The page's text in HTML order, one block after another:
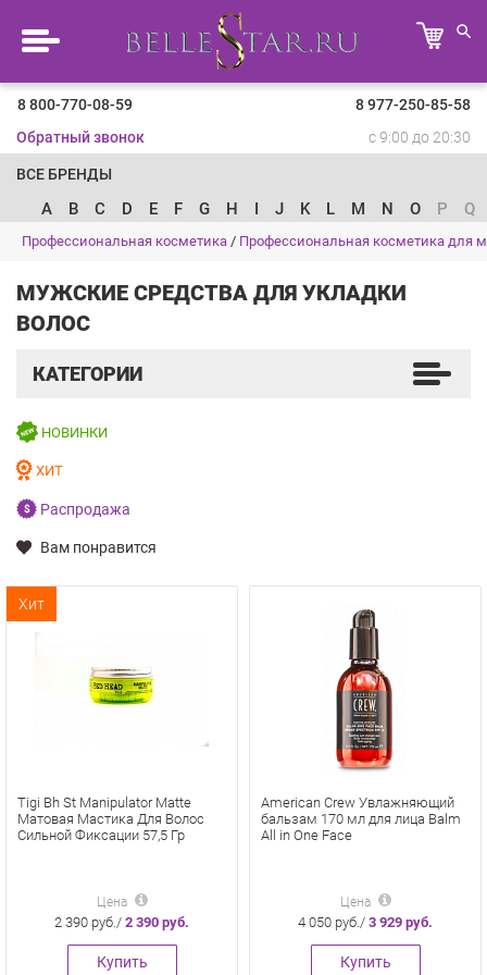
8 800-770-08-59
8 977-250-85-58
Обратный звонок
с 9:00 до 20:30
ВСЕ БРЕНДЫ
A B C D E F G H I J K L M N O P Q
Профессиональная косметика / Профессиональная косметика для
МУЖСКИЕ СРЕДСТВА ДЛЯ УКЛАДКИ
ВОЛОС
КАТЕГОРИИ
НОВИНКИ
ХИТ
Распродажа
Вам понравится
Хит
Tigi Bh St Manipulator Matte
Матовая Мастика Для Волос
Сильной Фиксации 57,5 Гр
Цена
2 390 руб./ 2 390 руб.
Купить
American Crew Увлажняющий
бальзам 170 мл для лица Balm
All in One Face
Цена
4 050 руб./ 3 929 руб.
Купить